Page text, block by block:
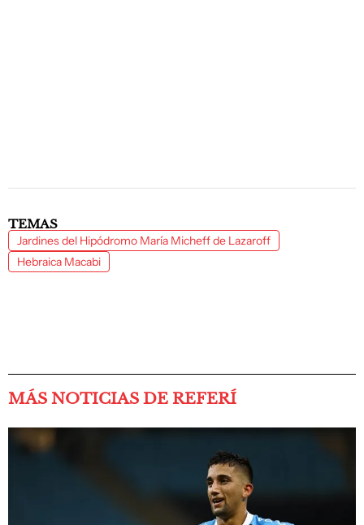
TEMAS
Jardines del Hipódromo María Micheff de Lazaroff
Hebraica Macabi
MÁS NOTICIAS DE REFERÍ